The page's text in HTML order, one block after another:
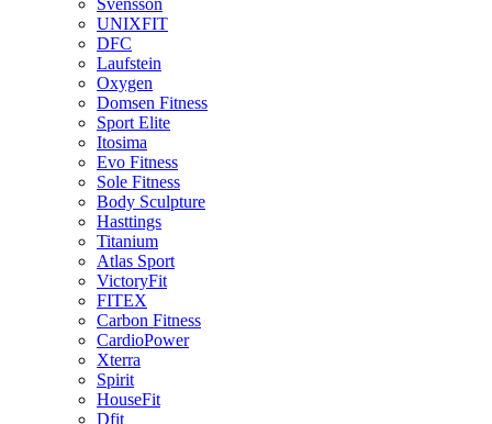
UNIXFIT
DFC
Laufstein
Oxygen
Domsen Fitness
Sport Elite
Itosima
Evo Fitness
Sole Fitness
Body Sculpture
Hasttings
Titanium
Atlas Sport
VictoryFit
FITEX
Carbon Fitness
CardioPower
Xterra
Spirit
HouseFit
Dfit